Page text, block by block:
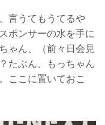
言うてもうてるや
ポンサーの水を手に
ゃん、（前々日会見
たぶん、もっちゃん
ここに置いておこ